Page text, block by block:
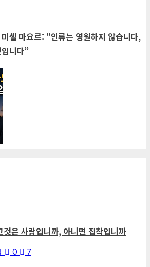
미셸 마요르: “인류는 영원하지 않습니다,
입니다”
것은 사랑입니까, 아니면 집착입니까
0
7